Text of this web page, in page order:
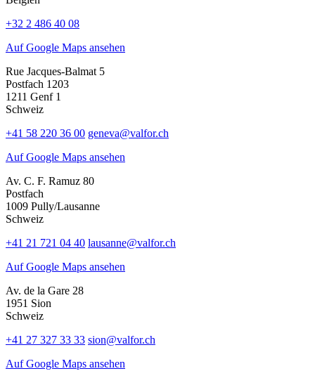
+32 2 486 40 08
Auf Google Maps ansehen
Rue Jacques-Balmat 5
Postfach 1203
1211 Genf 1
Schweiz
+41 58 220 36 00 geneva@valfor.ch
Auf Google Maps ansehen
Av. C. F. Ramuz 80
Postfach
1009 Pully/Lausanne
Schweiz
+41 21 721 04 40 lausanne@valfor.ch
Auf Google Maps ansehen
Av. de la Gare 28
1951 Sion
Schweiz
+41 27 327 33 33 sion@valfor.ch
Auf Google Maps ansehen